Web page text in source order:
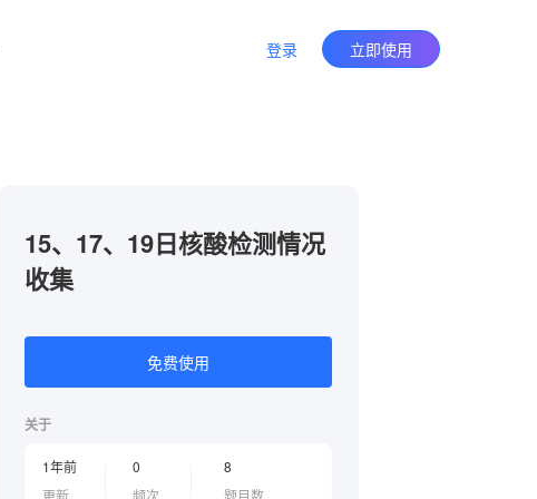
登录 立即使用
15、17、19日核酸检测情况
收集
免费使用
关于
1年前
更新
0
频次
8
题目数